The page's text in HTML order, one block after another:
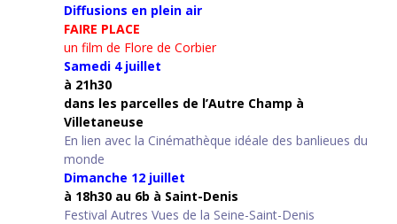
Diffusions en plein air
FAIRE PLACE
un film de Flore de Corbier
Samedi 4 juillet
à 21h30
dans les parcelles de l’Autre Champ à
Villetaneuse
En lien avec la Cinémathèque idéale des banlieues du
monde
Dimanche 12 juillet
à 18h30 au 6b à Saint-Denis
Festival Autres Vues de la Seine-Saint-Denis